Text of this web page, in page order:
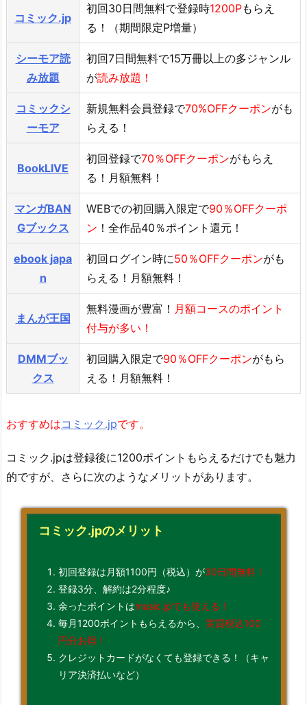
コミック.jp
初回30日間無料で登録時1200Pもらえ
る！（期間限定P増量）
シーモア読
み放題
初回7日間無料で15万冊以上の多ジャンル
が読み放題！
コミックシ
ーモア
新規無料会員登録で70%OFFクーポンがも
らえる！
BookLIVE
初回登録で70％OFFクーポンがもらえ
る！月額無料！
マンガBAN
Gブックス
WEBでの初回購入限定で90％OFFクーポ
ン ！全作品40％ポイント還元！
ebook japa
n
初回ログイン時に50％OFFクーポンがも
らえる！月額無料！
まんが王国
無料漫画が豊富！ 月額コースのポイント
付与が多い！
DMMブッ
クス
初回購入限定で90％OFFクーポンがもら
える！月額無料！
おすすめはコミック.jpです。
コミック.jpは登録後に1200ポイントもらえるだけでも魅力
的ですが、さらに次のようなメリットがあります。
コミック.jpのメリット
初回登録は月額1100円（税込）が30日間無料！
登録3分、解約は2分程度♪
余ったポイントはmusic.jpでも使える！
毎月1200ポイントもらえるから、 実質税込100
円分お得！
クレジットカードがなくても登録できる！（キャ
リア決済払いなど）